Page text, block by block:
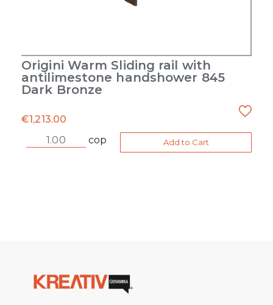
Origini Warm Sliding rail with
antilimestone handshower 845
Dark Bronze
€1,213.00
cop
Add to Cart